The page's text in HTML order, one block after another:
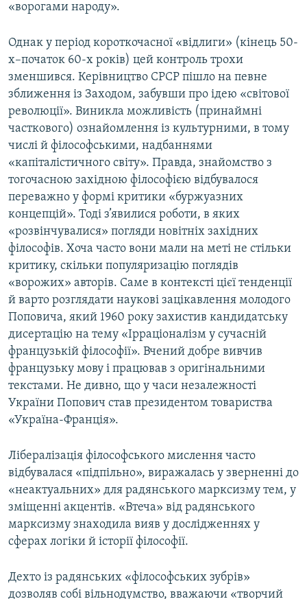
«ворогами народу».
Однак у період короткочасної «відлиги» (кінець 50-
х–початок 60-х років) цей контроль трохи
зменшився. Керівництво СРСР пішло на певне
зближення із Заходом, забувши про ідею «світової
революції». Виникла можливість (принаймні
часткового) ознайомлення із культурними, в тому
числі й філософськими, надбаннями
«капіталістичного світу». Правда, знайомство з
тогочасною західною філософією відбувалося
переважно у формі критики «буржуазних
концепцій». Тоді з’явилися роботи, в яких
«розвінчувалися» погляди новітніх західних
філософів. Хоча часто вони мали на меті не стільки
критику, скільки популяризацію поглядів
«ворожих» авторів. Саме в контексті цієї тенденції
й варто розглядати наукові зацікавлення молодого
Поповича, який 1960 року захистив кандидатську
дисертацію на тему «Ірраціоналізм у сучасній
французькій філософії». Вчений добре вивчив
французьку мову і працював з оригінальними
текстами. Не дивно, що у часи незалежності
України Попович став президентом товариства
«Україна-Франція».
Лібералізація філософського мислення часто
відбувалася «підпільно», виражалась у зверненні до
«неактуальних» для радянського марксизму тем, у
зміщенні акцентів. «Втеча» від радянського
марксизму знаходила вияв у дослідженнях у
сферах логіки й історії філософії.
Дехто із радянських «філософських зубрів»
дозволяв собі вільнодумство, вважаючи «творчий